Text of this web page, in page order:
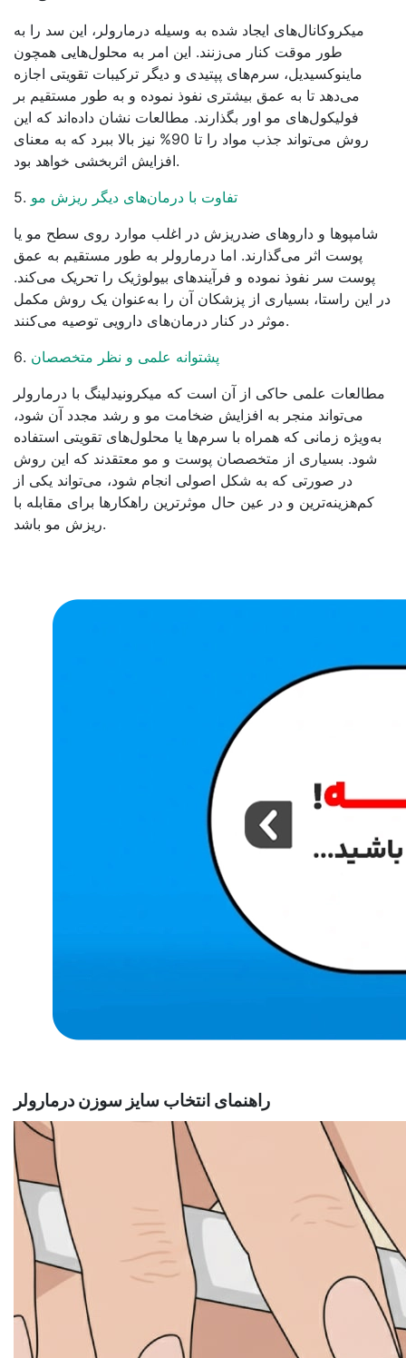
میکروکانال‌های ایجاد شده به وسیله درمارولر، این سد را به
طور موقت کنار می‌زنند. این امر به محلول‌هایی همچون
ماینوکسیدیل، سرم‌های پپتیدی و دیگر ترکیبات تقویتی اجازه
می‌دهد تا به عمق بیشتری نفوذ نموده و به طور مستقیم بر
فولیکول‌های مو اور بگذارند. مطالعات نشان داده‌اند که این
روش می‌تواند جذب مواد را تا 90% نیز بالا ببرد که به معنای
افزایش اثربخشی خواهد بود.
5. تفاوت با درمان‌های دیگر ریزش مو
شامپوها و داروهای ضدریزش در اغلب موارد روی سطح مو یا
پوست اثر می‌گذارند. اما درمارولر به طور مستقیم به عمق
پوست سر نفوذ نموده و فرآیندهای بیولوژیک را تحریک می‌کند.
در این راستا، بسیاری از پزشکان آن را به‌عنوان یک روش مکمل
موثر در کنار درمان‌های دارویی توصیه می‌کنند.
6. پشتوانه علمی و نظر متخصصان
مطالعات علمی حاکی از آن است که میکرونیدلینگ با درمارولر
می‌تواند منجر به افزایش ضخامت مو و رشد مجدد آن شود،
به‌ویژه زمانی که همراه با سرم‌ها یا محلول‌های تقویتی استفاده
شود. بسیاری از متخصصان پوست و مو معتقدند که این روش
در صورتی که به شکل اصولی انجام شود، می‌تواند یکی از
کم‌هزینه‌ترین و در عین حال موثرترین راهکارها برای مقابله با
ریزش مو باشد.
راهنمای انتخاب سایز سوزن درمارولر